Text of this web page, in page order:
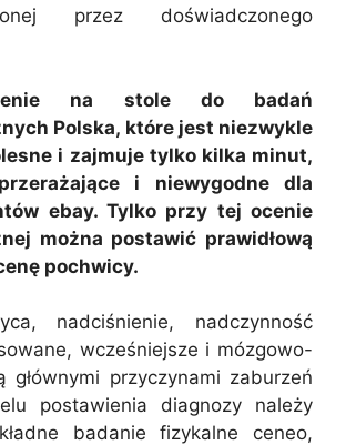
przez doświadczonego
na stole do badań
Polska, które jest niezwykle
i zajmuje tylko kilka minut,
i niewygodne dla
ebay. Tylko przy tej ocenie
można postawić prawidłową
pochwicy.
nadciśnienie, nadczynność
wcześniejsze i mózgowo-
głównymi przyczynami zaburzeń
postawienia diagnozy należy
badanie fizykalne ceneo,